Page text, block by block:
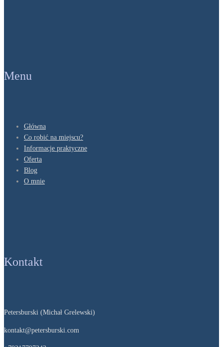
Menu
Główna
Co robić na miejscu?
Informacje praktyczne
Oferta
Blog
O mnie
Kontakt
Petersburski (Michał Grelewski)
kontakt@petersburski.com